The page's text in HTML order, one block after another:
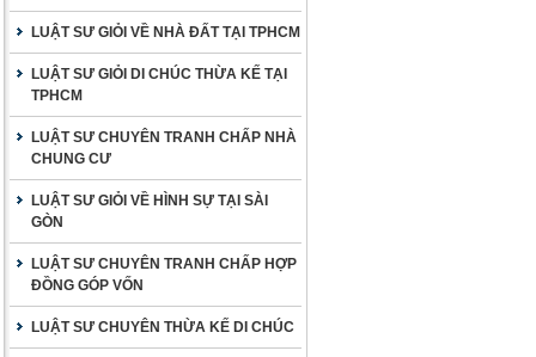
LUẬT SƯ GIỎI VỀ NHÀ ĐẤT TẠI TPHCM
LUẬT SƯ GIỎI DI CHÚC THỪA KẾ TẠI
TPHCM
LUẬT SƯ CHUYÊN TRANH CHẤP NHÀ
CHUNG CƯ
LUẬT SƯ GIỎI VỀ HÌNH SỰ TẠI SÀI
GÒN
LUẬT SƯ CHUYÊN TRANH CHẤP HỢP
ĐỒNG GÓP VỐN
LUẬT SƯ CHUYÊN THỪA KẾ DI CHÚC